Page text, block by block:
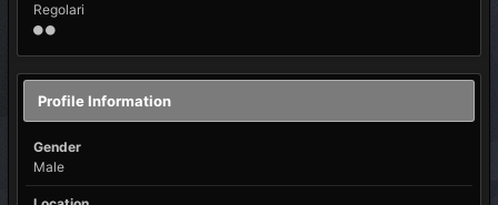
Regolari
Profile Information
Gender
Male